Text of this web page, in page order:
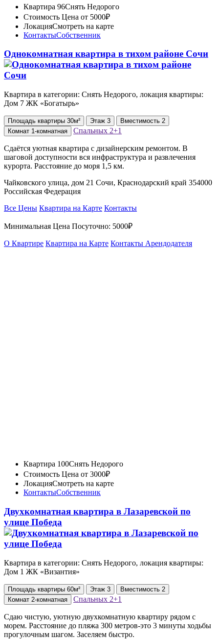
Квартира 96Снять Недорого
Стоимость Цена от 5000₽
ЛокацияСмотреть на карте
КонтактыСобственник
Однокомнатная квартира в тихом районе Сочи
Квартира в категории: Снять Недорого, локация квартиры:
Дом 7 ЖК «Богатырь»
Площадь квартиры 30м² Этаж 3 Вместимость 2
Комнат 1-комнатная Спальных 2+1
Сдаётся уютная квартира с дизайнерским ремонтом. В
шаговой доступности вся инфраструктура и развлечения
курорта. Расстояние до моря 1,5 км.
Чайковского улица, дом 21 Сочи, Краснодарский край 354000
Российская Федерация
Все Цены Квартира на Карте Контакты
Минимальная Цена Посуточно: 5000₽
О Квартире Квартира на Карте Контакты Арендодателя
Квартира 100Снять Недорого
Стоимость Цена от 3000₽
ЛокацияСмотреть на карте
КонтактыСобственник
Двухкомнатная квартира в Лазаревской по
улице Победа
Квартира в категории: Снять Недорого, локация квартиры:
Дом 1 ЖК «Византия»
Площадь квартиры 60м² Этаж 3 Вместимость 2
Комнат 2-комнатная Спальных 2+1
Сдаю чистую, уютную двухкомнатную квартиру рядом с
морем. Расстояние до пляжа 300 метров-это 3 минуты ходьбы
прогулочным шагом. Заселяем быстро.